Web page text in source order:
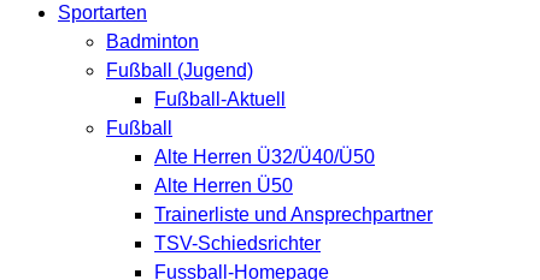
Sportarten
Badminton
Fußball (Jugend)
Fußball-Aktuell
Fußball
Alte Herren Ü32/Ü40/Ü50
Alte Herren Ü50
Trainerliste und Ansprechpartner
TSV-Schiedsrichter
Fussball-Homepage